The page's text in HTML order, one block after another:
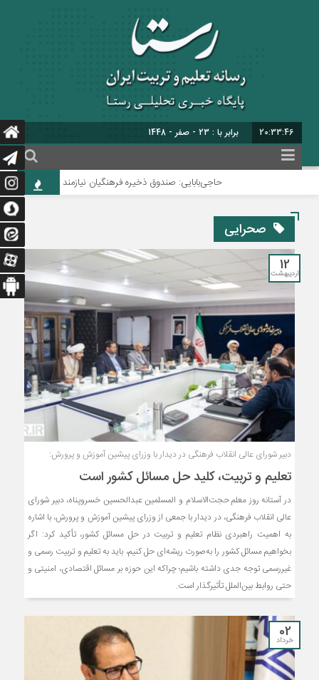
20:33:47 برابر با : 23 - صفر - 1448
حاجی‌بابایی: صندوق ذخیره فرهنگیان نیازمند یک تصمیم
صحرایی
12
اردیبهشت
دبیر شورای عالی انقلاب فرهنگی در دیدار با وزرای پیشین آموزش و پرورش:
تعلیم و تربیت، کلید حل مسائل کشور است
در آستانه روز معلم حجت‌الاسلام و المسلمین عبدالحسین خسروپناه، دبیر شورای
عالی انقلاب فرهنگی، در دیدار با جمعی از وزرای پیشین آموزش و پرورش، با اشاره
به اهمیت راهبردی نظام تعلیم و تربیت در حل مسائل کشور، تأکید کرد: اگر
بخواهیم مسائل کشور را به‌صورت ریشه‌ای حل کنیم، باید به تعلیم و تربیت رسمی و
غیررسمی توجه جدی داشته باشیم؛ چراکه این حوزه بر مسائل اقتصادی، امنیتی و
حتی روابط بین‌الملل تأثیرگذار است.
02
خرداد